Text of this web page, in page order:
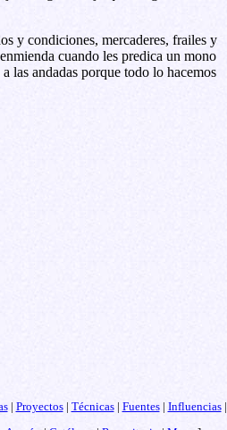
y condiciones, mercaderes, frailes y
cuando les predica un mono
las andadas porque todo lo hacemos
| Proyectos| Técnicas| Fuentes| Influencias|